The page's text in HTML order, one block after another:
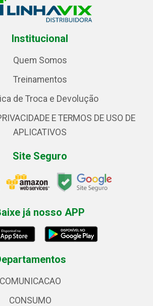
Institucional
Quem Somos
Treinamentos
de Troca e Devolução
E TERMOS DE USO DE
APLICATIVOS
Site Seguro
já nosso APP
COMUNICACAO
CONSUMO